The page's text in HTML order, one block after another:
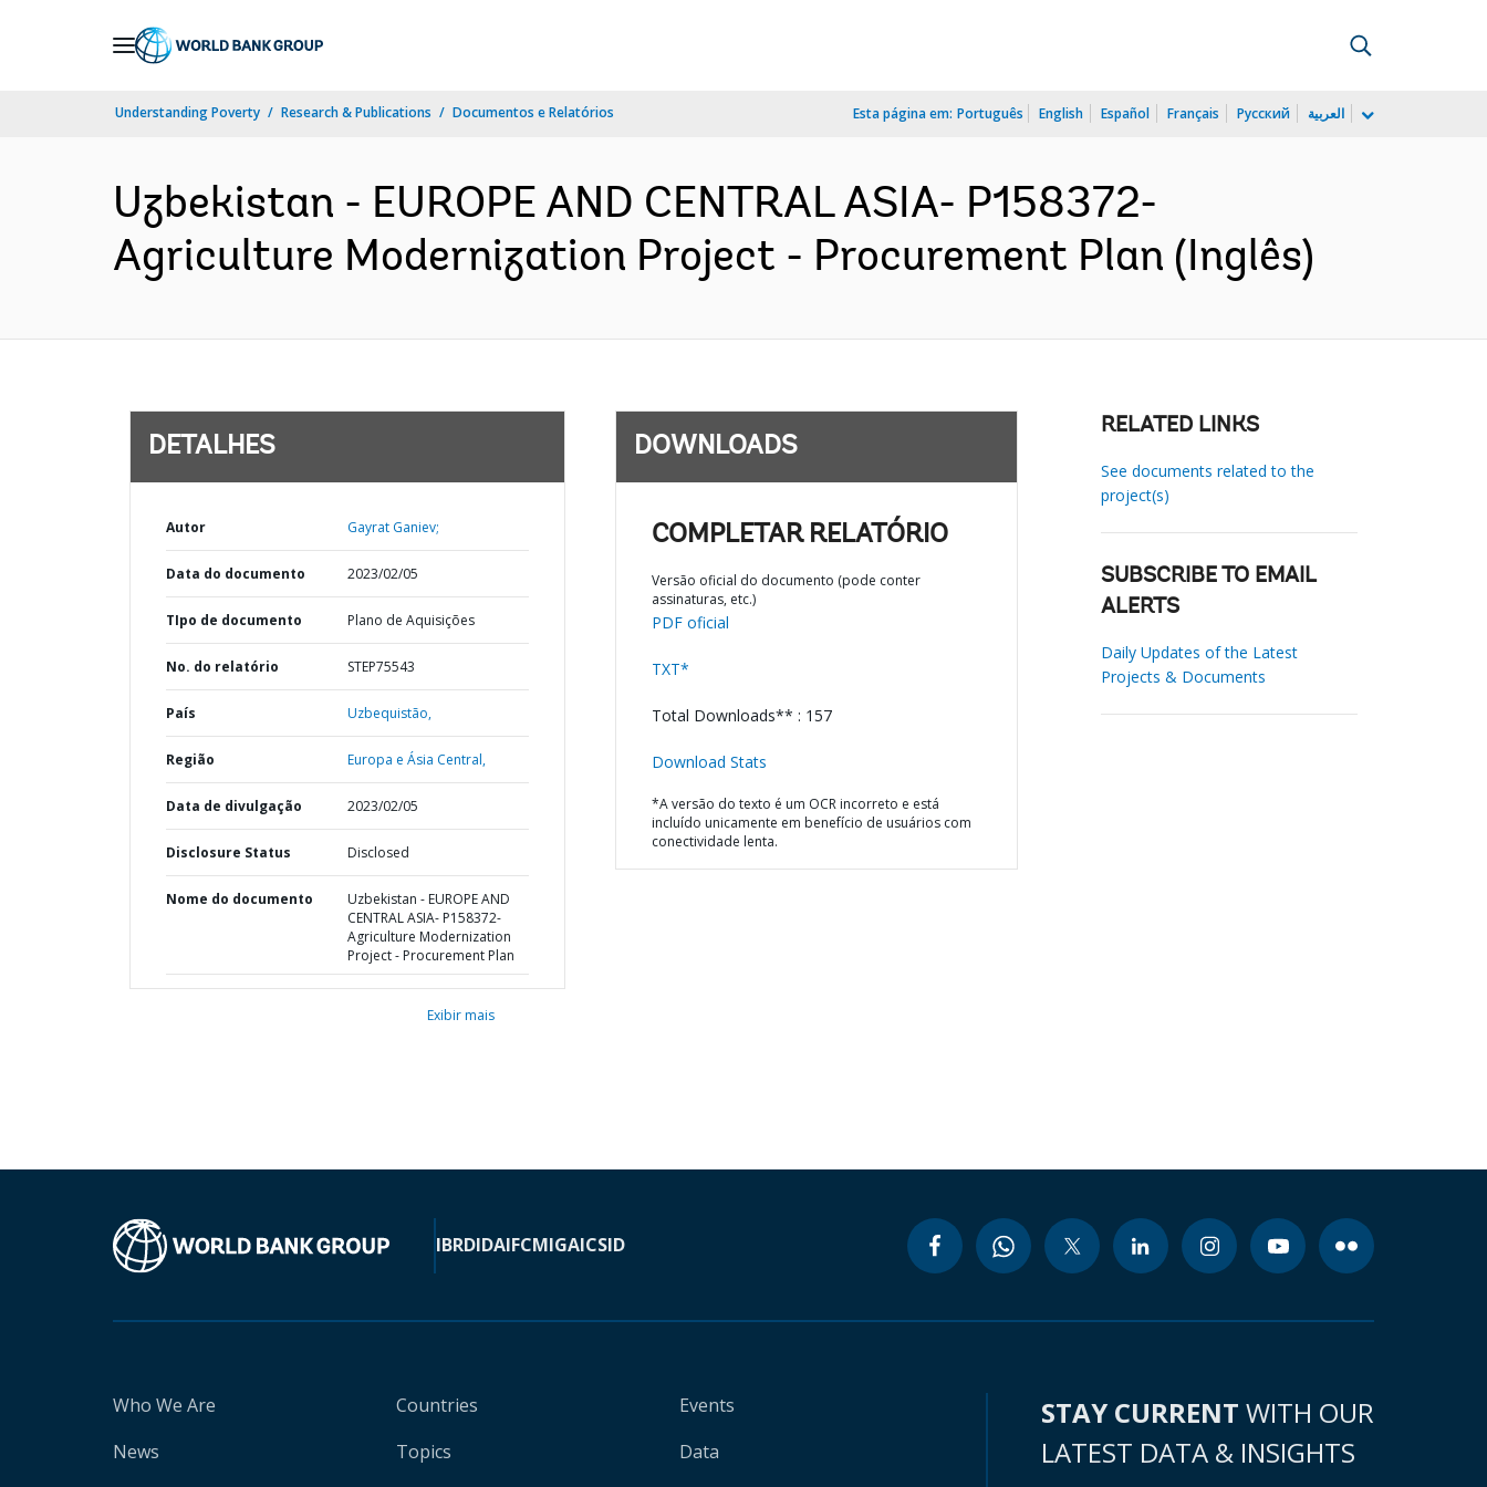
Understanding Poverty Research & Publications Documentos e Relatórios Esta página em: Português English Español Français Русский العربية
Uzbekistan - EUROPE AND CENTRAL ASIA- P158372-
Agriculture Modernization Project - Procurement Plan (Inglês)
DETALHES
Autor Gayrat Ganiev;
Data do documento 2023/02/05
TIpo de documento Plano de Aquisições
No. do relatório STEP75543
País Uzbequistão,
Região Europa e Ásia Central,
Data de divulgação 2023/02/05
Disclosure Status Disclosed
Nome do documento
Uzbekistan - EUROPE AND
CENTRAL ASIA- P158372-
Agriculture Modernization
Project - Procurement Plan
Exibir mais
DOWNLOADS
COMPLETAR RELATÓRIO
Versão oficial do documento (pode conter
assinaturas, etc.)
PDF oficial
TXT*
Total Downloads** : 157
Download Stats
*A versão do texto é um OCR incorreto e está
incluído unicamente em benefício de usuários com
conectividade lenta.
RELATED LINKS
See documents related to the
project(s)
SUBSCRIBE TO EMAIL
ALERTS
Daily Updates of the Latest
Projects & Documents
IBRDIDAIFCMIGAICSID
Who We Are
News
Countries
Topics
Events
Data
STAY CURRENT WITH OUR
LATEST DATA & INSIGHTS